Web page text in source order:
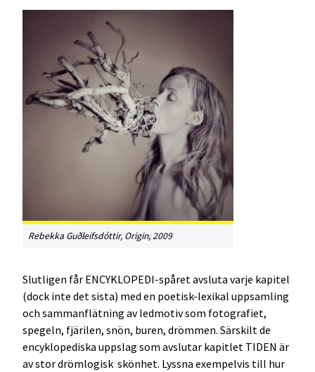
Rebekka Guðleifsdóttir, Origin, 2009
Slutligen får ENCYKLOPEDI-spåret avsluta varje kapitel
(dock inte det sista) med en poetisk-lexikal uppsamling
och sammanflätning av ledmotiv som fotografiet,
spegeln, fjärilen, snön, buren, drömmen. Särskilt de
encyklopediska uppslag som avslutar kapitlet TIDEN är
av stor drömlogisk skönhet. Lyssna exempelvis till hur